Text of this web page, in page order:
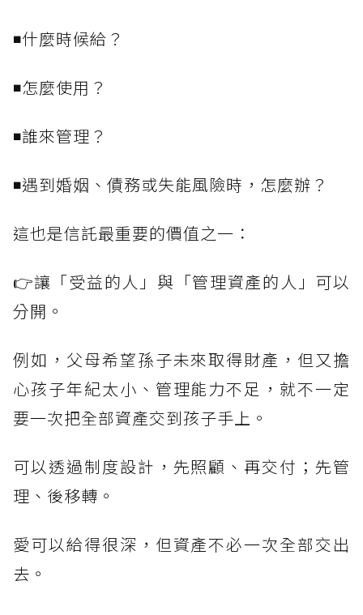
◾什麼時候給？
◾怎麼使用？
◾誰來管理？
◾遇到婚姻、債務或失能風險時，怎麼辦？
這也是信託最重要的價值之一：
👉讓「受益的人」與「管理資產的人」可以
分開。
例如，父母希望孫子未來取得財產，但又擔
心孩子年紀太小、管理能力不足，就不一定
要一次把全部資產交到孩子手上。
可以透過制度設計，先照顧、再交付；先管
理、後移轉。
愛可以給得很深，但資產不必一次全部交出
去。